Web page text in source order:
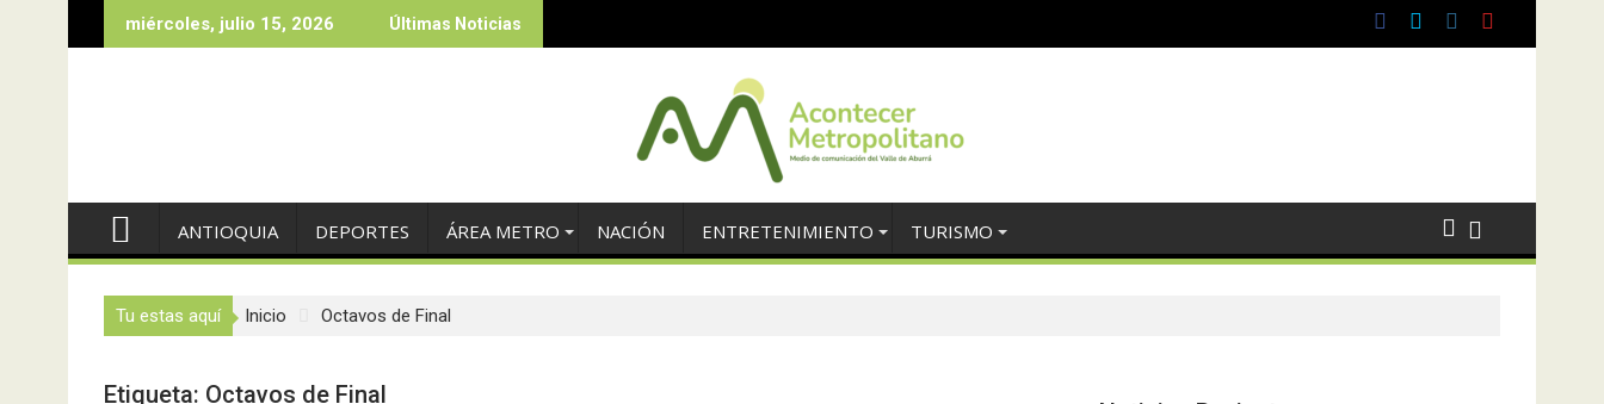
miércoles, julio 15, 2026 Últimas Noticias
ANTIOQUIA DEPORTES ÁREA METRO NACIÓN ENTRETENIMIENTO TURISMO
Tu estas aquí Inicio Octavos de Final
Etiqueta: Octavos de Final